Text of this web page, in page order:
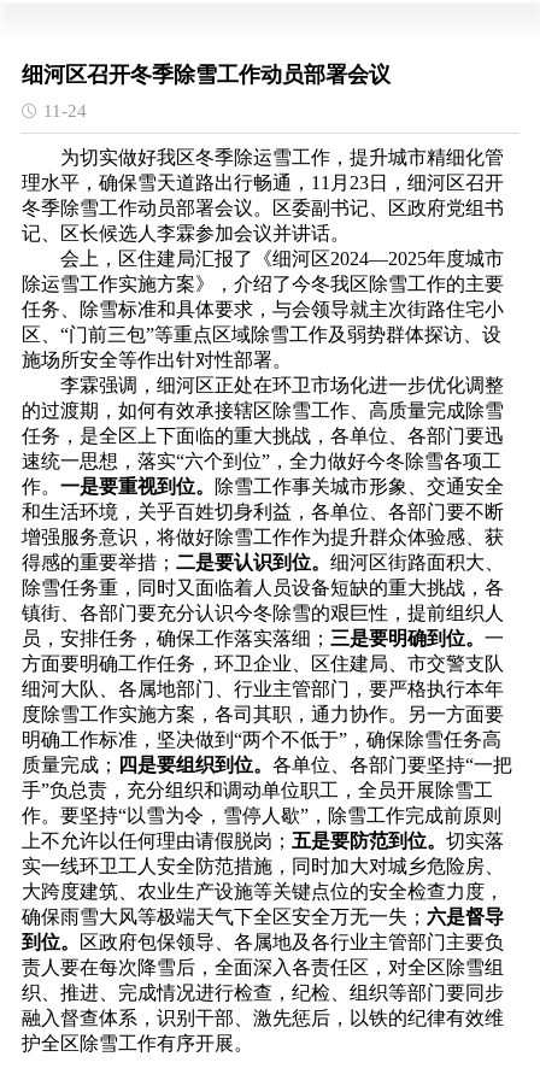
细河区召开冬季除雪工作动员部署会议
11-24
为切实做好我区冬季除运雪工作，提升城市精细化管
理水平，确保雪天道路出行畅通， 11月23日，细河区召开
冬季除雪工作动员部署会议。区委副书记、区政府党组书
记、区长候选人李霖参加会议并讲话。
会上，区住建局汇报了《细河区2024—2025年度城市
除运雪工作实施方案》，介绍了今冬我区除雪工作的主要
任务、除雪标准和具体要求，与会领导就主次街路住宅小
区、“门前三包”等重点区域除雪工作及弱势群体探访、设
施场所安全等作出针对性部署。
李霖强调，细河区正处在环卫市场化进一步优化调整
的过渡期，如何有效承接辖区除雪工作、高质量完成除雪
任务，是全区上下面临的重大挑战，各单位、各部门要迅
速统一思想，落实“六个到位”，全力做好今冬除雪各项工
作。 一是要重视到位。
除雪工作事关城市形象、交通安全
和生活环境，关乎百姓切身利益，各单位、各部门要不断
增强服务意识，将做好除雪工作作为提升群众体验感、获
得感的重要举措； 二是要认识到位。 细河区街路面积大、
除雪任务重，同时又面临着人员设备短缺的重大挑战，各
镇街、各部门要充分认识今冬除雪的艰巨性，提前组织人
员，安排任务，确保工作落实落细； 三是要明确到位。 一
方面要明确工作任务，环卫企业、区住建局、市交警支队
细河大队、各属地部门、行业主管部门，要严格执行本年
度除雪工作实施方案，各司其职，通力协作。另一方面要
明确工作标准，坚决做到 “两个不低于”，确保除雪任务高
质量完成； 四是要组织到位。 各单位、各部门要坚持“一把
手”负总责，充分组织和调动单位职工，全员开展除雪工
作。要坚持“以雪为令，雪停人歇”，除雪工作完成前原则
上不允许以任何理由请假脱岗； 五是要防范到位。 切实落
实一线环卫工人安全防范措施，同时加大对城乡危险房、
大跨度建筑、农业生产设施等关键点位的安全检查力度，
确保雨雪大风等极端天气下全区安全万无一失； 六是督导
到位。
区政府包保领导、各属地及各行业主管部门主要负
责人要在每次降雪后，全面深入各责任区，对全区除雪组
织、推进、完成情况进行检查，纪检、组织等部门要同步
融入督查体系，识别干部、激先惩后，以铁的纪律有效维
护全区除雪工作有序开展。